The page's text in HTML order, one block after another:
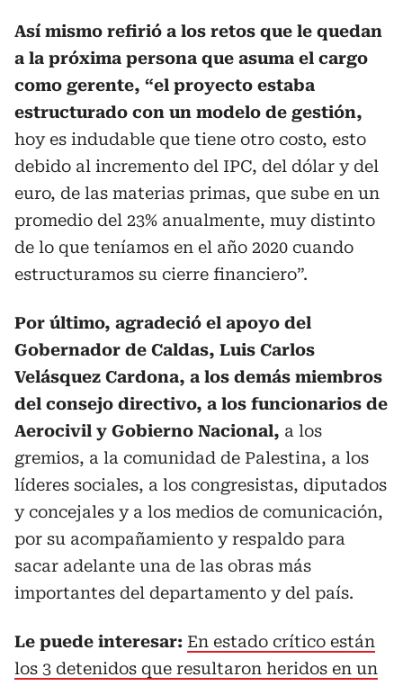
Así mismo refirió a los retos que le quedan
a la próxima persona que asuma el cargo
como gerente, “el proyecto estaba
estructurado con un modelo de gestión,
hoy es indudable que tiene otro costo, esto
debido al incremento del IPC, del dólar y del
euro, de las materias primas, que sube en un
promedio del 23% anualmente, muy distinto
de lo que teníamos en el año 2020 cuando
estructuramos su cierre financiero”.
Por último, agradeció el apoyo del
Gobernador de Caldas, Luis Carlos
Velásquez Cardona, a los demás miembros
del consejo directivo, a los funcionarios de
Aerocivil y Gobierno Nacional, a los
gremios, a la comunidad de Palestina, a los
líderes sociales, a los congresistas, diputados
y concejales y a los medios de comunicación,
por su acompañamiento y respaldo para
sacar adelante una de las obras más
importantes del departamento y del país.
Le puede interesar: En estado crítico están
los 3 detenidos que resultaron heridos en un